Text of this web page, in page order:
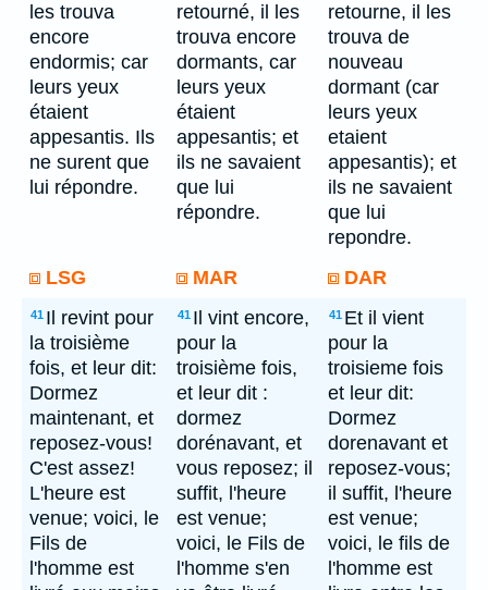
les trouva
encore
endormis; car
leurs yeux
étaient
appesantis. Ils
ne surent que
lui répondre.
retourné, il les
trouva encore
dormants, car
leurs yeux
étaient
appesantis; et
ils ne savaient
que lui
répondre.
retourne, il les
trouva de
nouveau
dormant (car
leurs yeux
etaient
appesantis); et
ils ne savaient
que lui
repondre.
LSG
MAR DAR
41 Il revint pour
la troisième
fois, et leur dit:
Dormez
maintenant, et
reposez-vous!
C'est assez!
L'heure est
venue; voici, le
Fils de
l'homme est
41 Il vint encore,
pour la
troisième fois,
et leur dit :
dormez
dorénavant, et
vous reposez; il
suffit, l'heure
est venue;
voici, le Fils de
l'homme s'en
41 Et il vient
pour la
troisieme fois
et leur dit:
Dormez
dorenavant et
reposez-vous;
il suffit, l'heure
est venue;
voici, le fils de
l'homme est